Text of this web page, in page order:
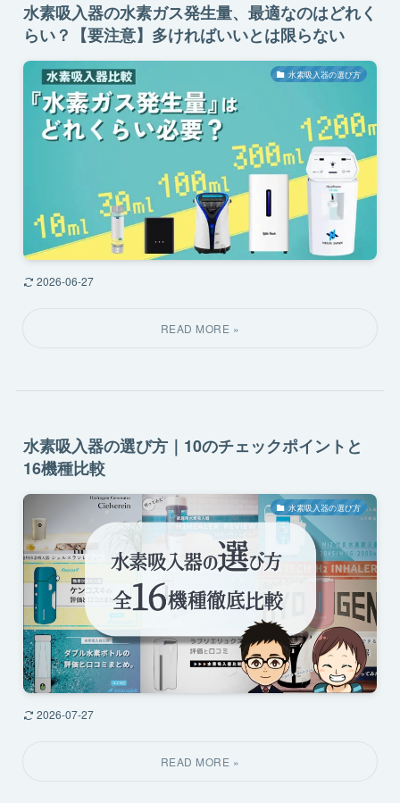
水素吸入器の水素ガス発生量、最適なのはどれく
らい？【要注意】多ければいいとは限らない
水素吸入器の選び方
2026-06-27
水素吸入器の選び方｜10のチェックポイントと
16機種比較
水素吸入器の選び方
2026-07-27